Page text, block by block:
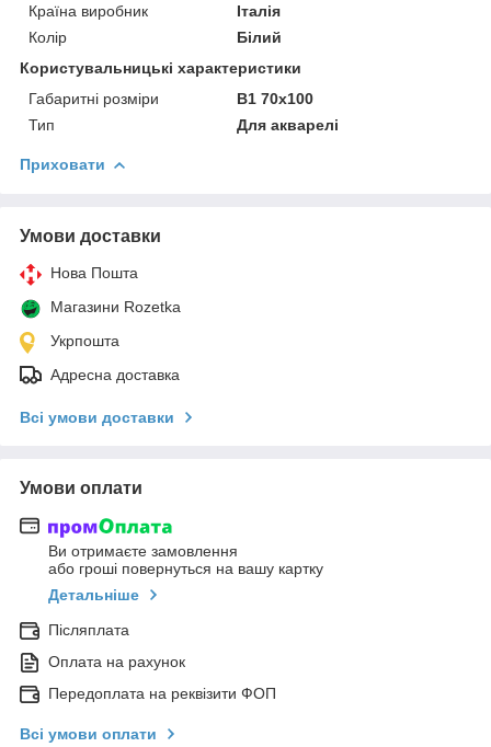
Країна виробник
Італія
Колір
Білий
Користувальницькі характеристики
Габаритні розміри
B1 70x100
Тип
Для акварелі
Приховати
Умови доставки
Нова Пошта
Магазини Rozetka
Укрпошта
Адресна доставка
Всі умови доставки
Умови оплати
Ви отримаєте замовлення
або гроші повернуться на вашу картку
Детальніше
Післяплата
Оплата на рахунок
Передоплата на реквізити ФОП
Всі умови оплати